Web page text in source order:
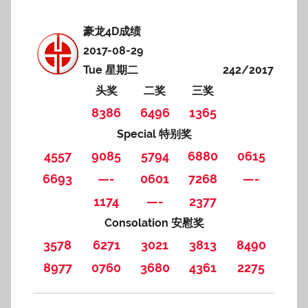
豪龙4D成绩
2017-08-29
Tue 星期二
242/2017
头奖
二奖 三奖
8386 6496 1365
Special 特别奖
4557 9085 5794 6880
0615
6693
—- 0601 7268
—-
1174
—- 2377
Consolation 安慰奖
3578 6271 3021 3813
8490
8977
0760 3680 4361 2275